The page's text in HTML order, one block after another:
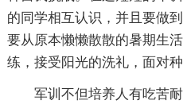
的同学相互认识，并且要做
要从原本懒懒散散的暑期生
练，接受阳光的洗礼，面对种
军训不但培养人有吃苦耐